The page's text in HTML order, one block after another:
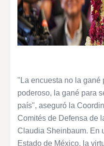
"La encuesta no la gané
poderoso, la gané para
país", aseguró la
Comités de Defensa de
Claudia Sheinbaum. En
Estado de México, la